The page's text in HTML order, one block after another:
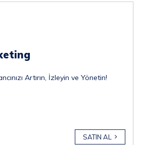
Artırın, İzleyin ve Yönetin!
SATIN AL